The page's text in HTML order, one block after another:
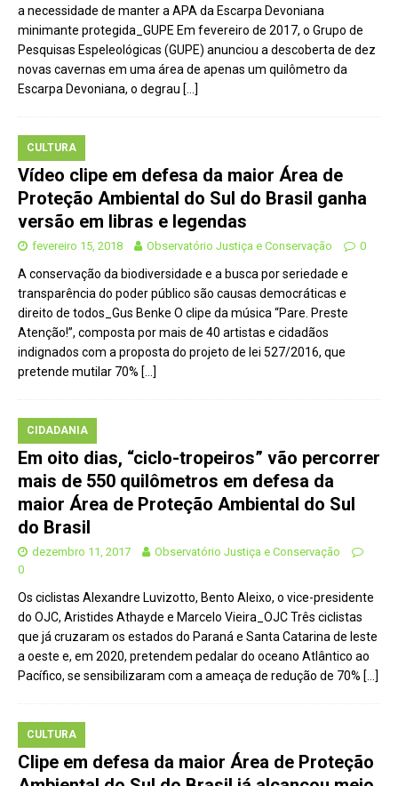
a necessidade de manter a APA da Escarpa Devoniana
minimante protegida_GUPE Em fevereiro de 2017, o Grupo de
Pesquisas Espeleológicas (GUPE) anunciou a descoberta de dez
novas cavernas em uma área de apenas um quilômetro da
Escarpa Devoniana, o degrau […]
CULTURA
Vídeo clipe em defesa da maior Área de
Proteção Ambiental do Sul do Brasil ganha
versão em libras e legendas
fevereiro 15, 2018 Observatório Justiça e Conservação 0
A conservação da biodiversidade e a busca por seriedade e
transparência do poder público são causas democráticas e
direito de todos_Gus Benke O clipe da música “Pare. Preste
Atenção!”, composta por mais de 40 artistas e cidadãos
indignados com a proposta do projeto de lei 527/2016, que
pretende mutilar 70% […]
CIDADANIA
Em oito dias, “ciclo-tropeiros” vão percorrer
mais de 550 quilômetros em defesa da
maior Área de Proteção Ambiental do Sul
do Brasil
dezembro 11, 2017
Observatório Justiça e Conservação
0
Os ciclistas Alexandre Luvizotto, Bento Aleixo, o vice-presidente
do OJC, Aristides Athayde e Marcelo Vieira_OJC Três ciclistas
que já cruzaram os estados do Paraná e Santa Catarina de leste
a oeste e, em 2020, pretendem pedalar do oceano Atlântico ao
Pacífico, se sensibilizaram com a ameaça de redução de 70% […]
CULTURA
Clipe em defesa da maior Área de Proteção